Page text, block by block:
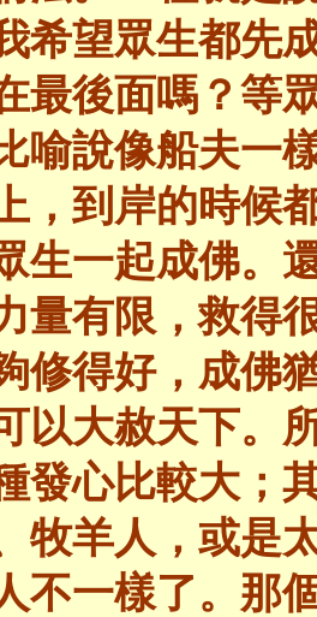
希望眾生都先
最後面嗎？等
喻說像船夫一
，到岸的時候
生一起成佛。
量有限，救得
修得好，成佛
以大赦天下。
發心比較大；
牧羊人，或是
不一樣了。那